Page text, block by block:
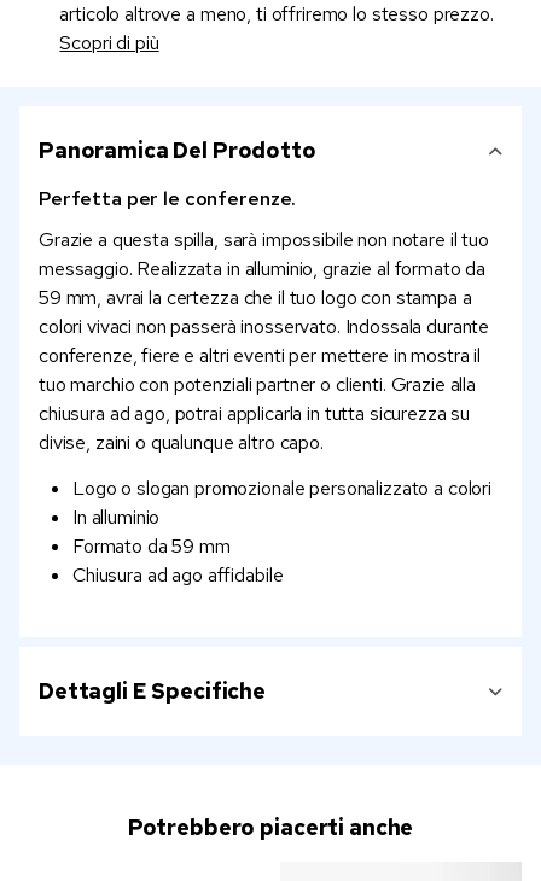
articolo altrove a meno, ti offriremo lo stesso prezzo.
Scopri di più
Panoramica Del Prodotto
Perfetta per le conferenze.
Grazie a questa spilla, sarà impossibile non notare il tuo
messaggio. Realizzata in alluminio, grazie al formato da
59 mm, avrai la certezza che il tuo logo con stampa a
colori vivaci non passerà inosservato. Indossala durante
conferenze, fiere e altri eventi per mettere in mostra il
tuo marchio con potenziali partner o clienti. Grazie alla
chiusura ad ago, potrai applicarla in tutta sicurezza su
divise, zaini o qualunque altro capo.
Logo o slogan promozionale personalizzato a colori
In alluminio
Formato da 59 mm
Chiusura ad ago affidabile
Dettagli E Specifiche
Potrebbero piacerti anche